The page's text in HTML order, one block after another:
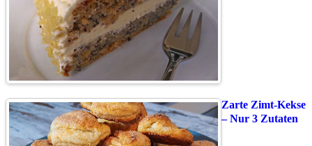
Zarte Zimt-Kekse
– Nur 3 Zutaten